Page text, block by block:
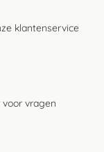
klantenservice
vragen